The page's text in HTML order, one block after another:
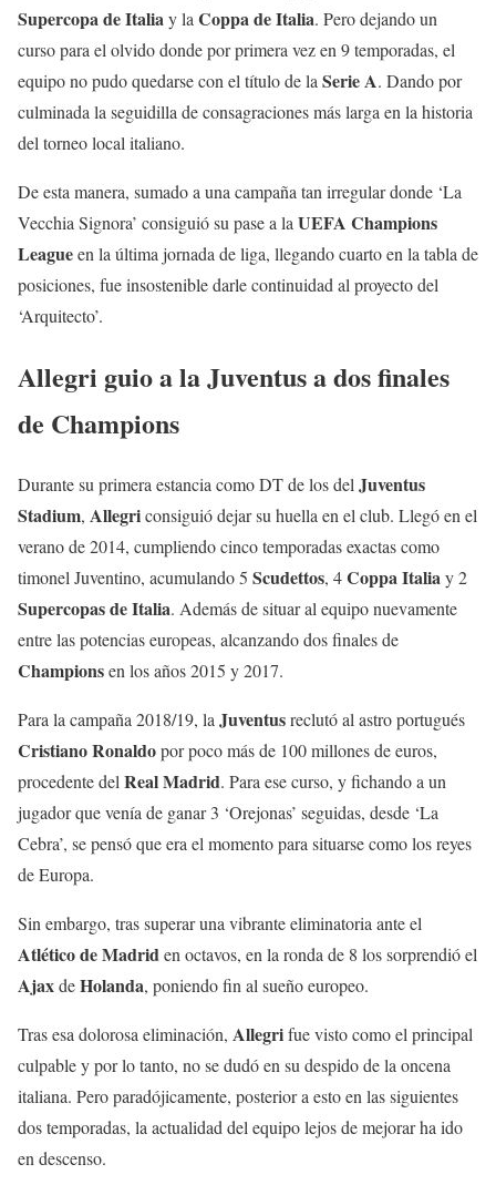
Supercopa de Italiay la CoppadeItalia. Pero dejando un
curso para el olvido donde por primera vez en 9 temporadas, el
equipo no pudo quedarse con el título de la Serie A. Dando por
culminada la seguidilla de consagraciones más larga en la historia
del torneo local italiano.
De esta manera, sumado a una campaña tan irregular donde ‘La
Vecchia Signora’ consiguió su pase a la UEFA Champions
Leagueen la última jornada de liga, llegando cuarto en la tabla de
posiciones, fue insostenible darle continuidad al proyecto del
‘Arquitecto’.
Allegri guio a la Juventus a dos finales
de Champions
Durante su primera estancia como DT de los del Juventus
Stadium, Allegriconsiguió dejar su huella en el club. Llegó en el
verano de 2014, cumpliendo cinco temporadas exactas como
timonel Juventino, acumulando 5 Scudettos, 4CoppaItaliay 2
SupercopasdeItalia. Además de situar al equipo nuevamente
entre las potencias europeas, alcanzando dos finales de
Championsen los años 2015 y 2017.
Para la campaña 2018/19, la Juventusreclutó al astro portugués
CristianoRonaldopor poco más de 100 millones de euros,
procedente del RealMadrid. Para ese curso, y fichando a un
jugador que venía de ganar 3 ‘Orejonas’ seguidas, desde ‘La
Cebra’, se pensó que era el momento para situarse como los reyes
de Europa.
Sin embargo, tras superar una vibrante eliminatoria ante el
AtléticodeMadriden octavos, en la ronda de 8 los sorprendió el
AjaxdeHolanda, poniendo fin al sueño europeo.
Tras esa dolorosa eliminación, Allegrifue visto como el principal
culpable y por lo tanto, no se dudó en su despido de la oncena
italiana. Pero paradójicamente, posterior a esto en las siguientes
dos temporadas, la actualidad del equipo lejos de mejorar ha ido
en descenso.